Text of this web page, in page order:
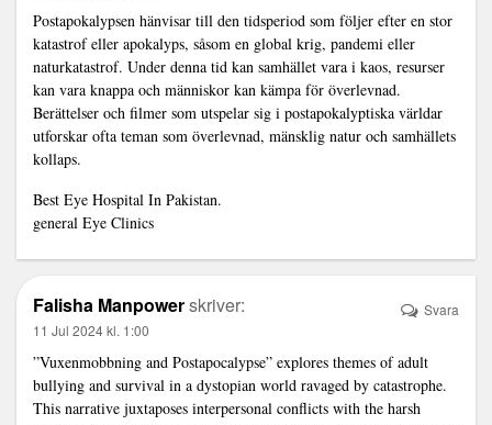
Postapokalypsen hänvisar till den tidsperiod som följer efter en stor
katastrof eller apokalyps, såsom en global krig, pandemi eller
naturkatastrof. Under denna tid kan samhället vara i kaos, resurser
kan vara knappa och människor kan kämpa för överlevnad.
Berättelser och filmer som utspelar sig i postapokalyptiska världar
utforskar ofta teman som överlevnad, mänsklig natur och samhällets
kollaps.
Best Eye Hospital In Pakistan.
general Eye Clinics
Falisha Manpowerskriver:
11 Jul 2024 kl. 1:00
”Vuxenmobbning and Postapocalypse” explores themes of adult
bullying and survival in a dystopian world ravaged by catastrophe.
This narrative juxtaposes interpersonal conflicts with the harsh
Svara